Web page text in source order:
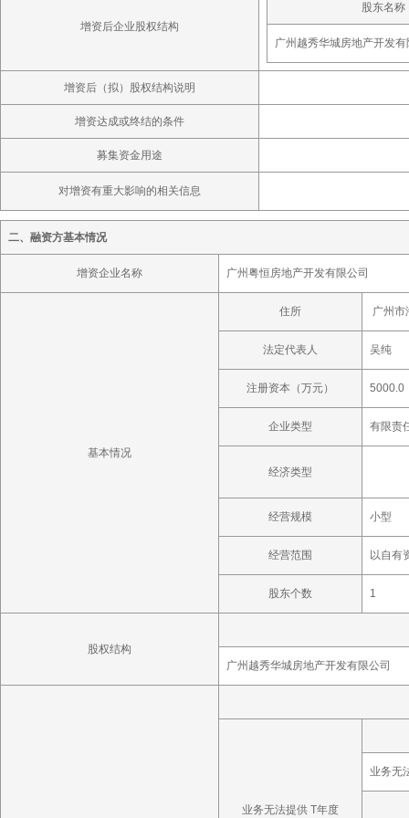
增资后企业股权结构
股东名称
广州越秀华城房地产开发有
增资后（拟）股权结构说明
增资达成或终结的条件
募集资金用途
对增资有重大影响的相关信息
二、融资方基本情况
增资企业名称 广州粤恒房地产开发有限公司
基本情况
住所 广州市
法定代表人 吴纯
注册资本（万元） 5000.0
企业类型 有限责
经济类型
经营规模 小型
经营范围 以自有
股东个数 1
股权结构
广州越秀华城房地产开发有限公司
业务无法提供 T年度
业务无